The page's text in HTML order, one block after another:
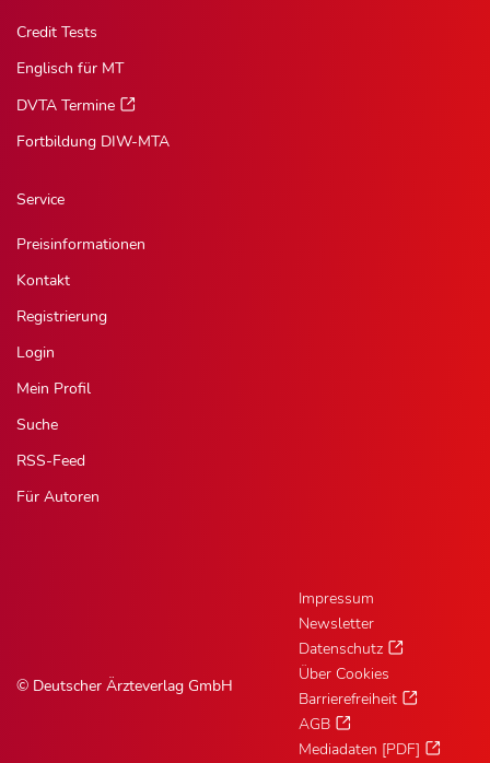
Credit Tests
Englisch für MT
DVTA Termine
Fortbildung DIW-MTA
Service
Preisinformationen
Kontakt
Registrierung
Login
Mein Profil
Suche
RSS-Feed
Für Autoren
© Deutscher Ärzteverlag GmbH
Impressum
Newsletter
Datenschutz
Über Cookies
Barrierefreiheit
AGB
Mediadaten [PDF]